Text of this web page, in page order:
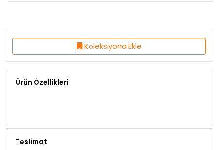
Koleksiyona Ekle
Ürün Özellikleri
Teslimat